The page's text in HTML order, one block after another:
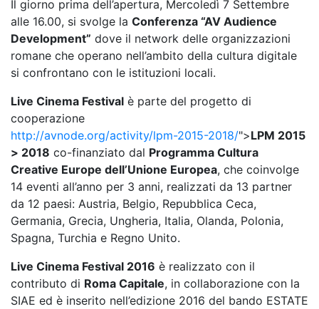
Il giorno prima dell’apertura, Mercoledì 7 Settembre
alle 16.00, si svolge la Conferenza “AV Audience
Development” dove il network delle organizzazioni
romane che operano nell’ambito della cultura digitale
si confrontano con le istituzioni locali.
Live Cinema Festival è parte del progetto di
cooperazione
http://avnode.org/activity/lpm-2015-2018/">LPM 2015
> 2018 co-finanziato dal Programma Cultura
Creative Europe dell’Unione Europea, che coinvolge
14 eventi all’anno per 3 anni, realizzati da 13 partner
da 12 paesi: Austria, Belgio, Repubblica Ceca,
Germania, Grecia, Ungheria, Italia, Olanda, Polonia,
Spagna, Turchia e Regno Unito.
Live Cinema Festival 2016 è realizzato con il
contributo di Roma Capitale, in collaborazione con la
SIAE ed è inserito nell’edizione 2016 del bando ESTATE